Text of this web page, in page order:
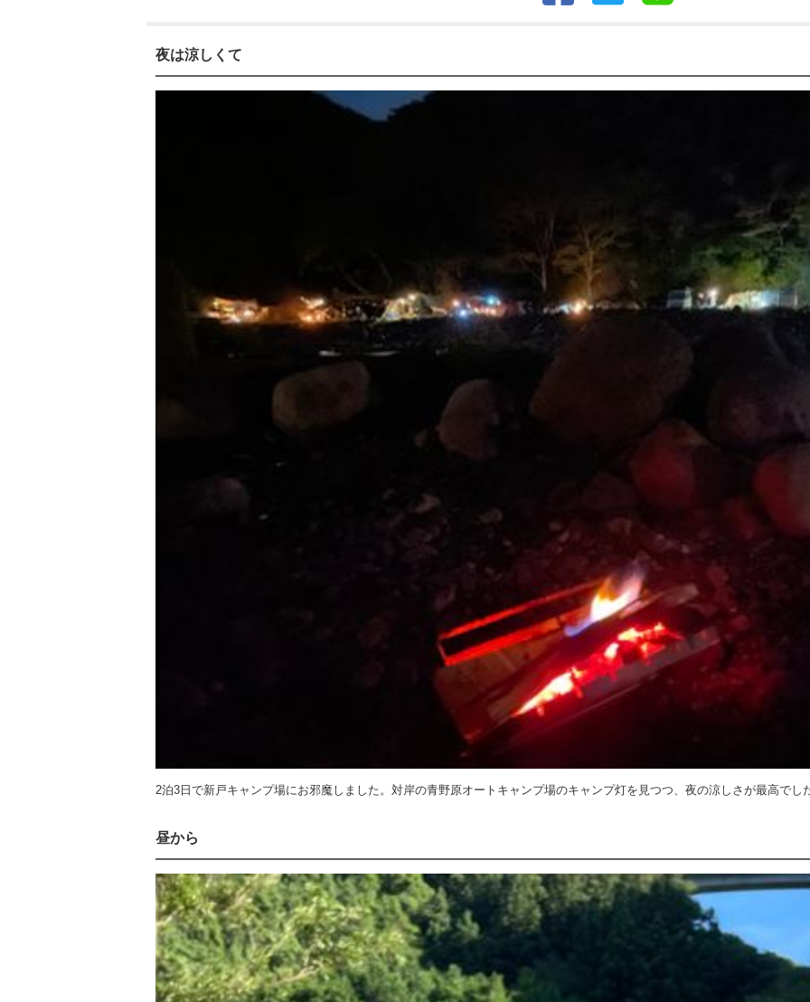
夜は涼しくて
2泊3日で新戸キャンプ場にお邪魔しました。対岸の青野原オートキャンプ場のキャンプ灯を見つつ、夜の涼しさが最高でし
昼から